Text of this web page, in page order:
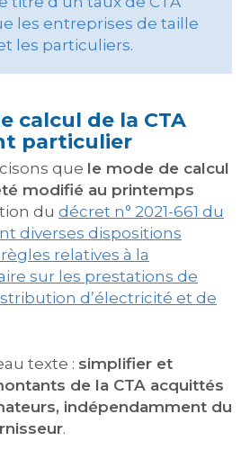
les entreprises de taille
les particuliers.
calcul de la CTA
particulier
que le mode de calcul
modifié au printemps
du décret n° 2021-661 du
diverses dispositions
relatives à la
sur les prestations de
d’électricité et de
texte : simplifier et
de la CTA acquittés
indépendamment du
.